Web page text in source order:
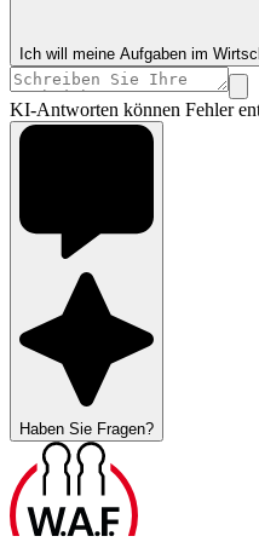
Ich will meine Aufgaben im
KI-Antworten können Fehler
Haben Sie Fragen?